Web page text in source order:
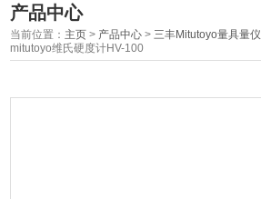
产品中心
当前位置： 主页 > 产品中心 >三丰Mitutoyo量具量仪
mitutoyo维氏硬度计HV-100